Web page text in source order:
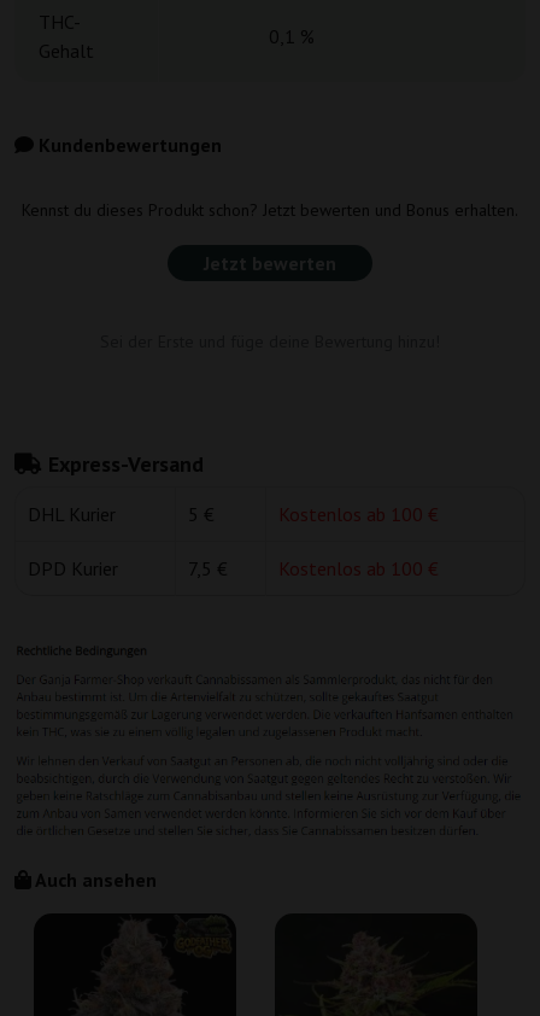
THC-
Gehalt
0,1 %
Kundenbewertungen
Kennst du dieses Produkt schon? Jetzt bewerten und Bonus erhalten.
Jetzt bewerten
Express-Versand
DHL Kurier 5 € Kostenlos ab 100 €
DPD Kurier 7,5 € Kostenlos ab 100 €
Auch ansehen